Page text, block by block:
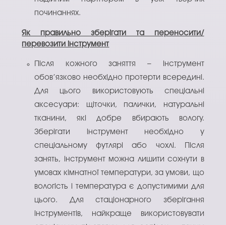
починаннях.
Як правильно зберігати та переносити/
перевозити інструмент
Після кожного заняття – інструмент
обов’язково необхідно протерти всередині.
Для цього використовують спеціальні
аксесуари: щіточки, палички, натуральні
тканини, які добре вбирають вологу.
Зберігати інструмент необхідно у
спеціальному футлярі або чохлі. Після
занять, інструмент можна лишити сохнути в
умовах кімнатної температури, за умови, що
вологість і температура є допустимими для
цього. Для стаціонарного зберігання
інструментів, найкраще використовувати